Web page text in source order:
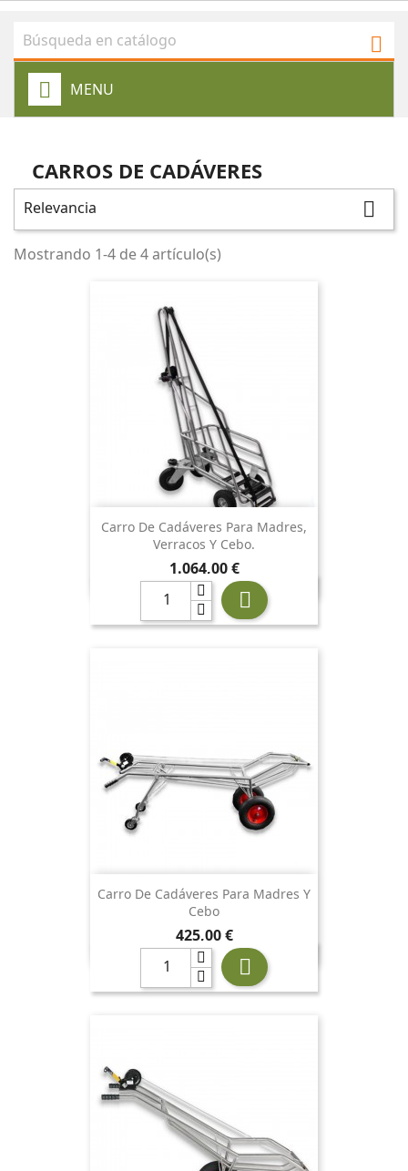

MENU
CARROS DE CADÁVERES
Relevancia 
Mostrando 1-4 de 4 artículo(s)
Carro De Cadáveres Para Madres,
Verracos Y Cebo.
Precio
1.064,00 €

Carro De Cadáveres Para Madres Y
Cebo
Precio
425,00 €
